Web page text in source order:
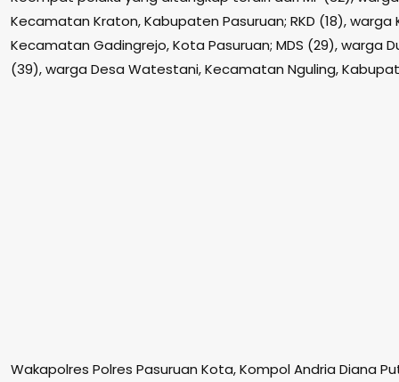
Kecamatan Kraton, Kabupaten Pasuruan; RKD (18), warga
Kecamatan Gadingrejo, Kota Pasuruan; MDS (29), warga
(39), warga Desa Watestani, Kecamatan Nguling,
Wakapolres Polres Pasuruan Kota, Kompol Andria Diana